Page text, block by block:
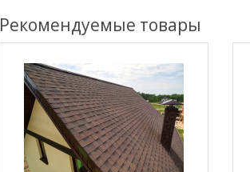
Рекомендуемые товары